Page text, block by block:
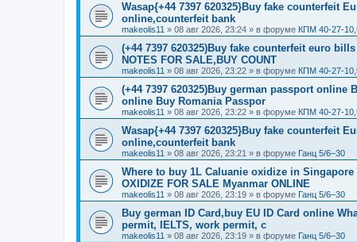
Wasap{+44 7397 620325}Buy fake counterfeit
online,counterfeit bank
makeolis11 » 08 авг 2026, 23:24 » в форуме КПМ 40-27-
(+44 7397 620325)Buy fake counterfeit euro
NOTES FOR SALE,BUY COUNT
makeolis11 » 08 авг 2026, 23:22 » в форуме КПМ 40-27-
(+44 7397 620325)Buy german passport
online Buy Romania Passpor
makeolis11 » 08 авг 2026, 23:22 » в форуме КПМ 40-27-
Wasap{+44 7397 620325}Buy fake counterfeit
online,counterfeit bank
makeolis11 » 08 авг 2026, 23:21 » в форуме Ганц 5/6–30
Where to buy 1L Caluanie oxidize in Singapore
OXIDIZE FOR SALE Myanmar ONLINE
makeolis11 » 08 авг 2026, 23:19 » в форуме Ганц 5/6–30
Buy german ID Card,buy EU ID Card online
permit, IELTS, work permit, c
makeolis11 » 08 авг 2026, 23:19 » в форуме Ганц 5/6–30